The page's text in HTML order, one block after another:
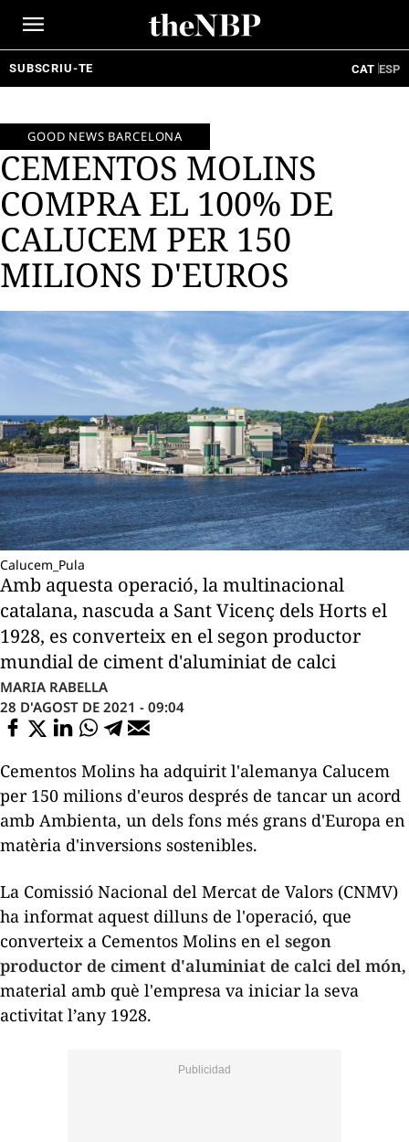
SUBSCRIU-TE CAT ESP
GOOD NEWS BARCELONA
CEMENTOS MOLINS
COMPRA EL 100% DE
CALUCEM PER 150
MILIONS D'EUROS
Calucem_Pula
Amb aquesta operació, la multinacional
catalana, nascuda a Sant Vicenç dels Horts el
1928, es converteix en el segon productor
mundial de ciment d'aluminiat de calci
MARIA RABELLA
28 D'AGOST DE 2021 - 09:04
Cementos Molins ha adquirit l'alemanya Calucem
per 150 milions d'euros després de tancar un acord
amb Ambienta, un dels fons més grans d'Europa en
matèria d'inversions sostenibles.
La Comissió Nacional del Mercat de Valors (CNMV)
ha informat aquest dilluns de l'operació, que
converteix a Cementos Molins en el segon
productor de ciment d'aluminiat de calci del món,
material amb què l'empresa va iniciar la seva
activitat l’any 1928.